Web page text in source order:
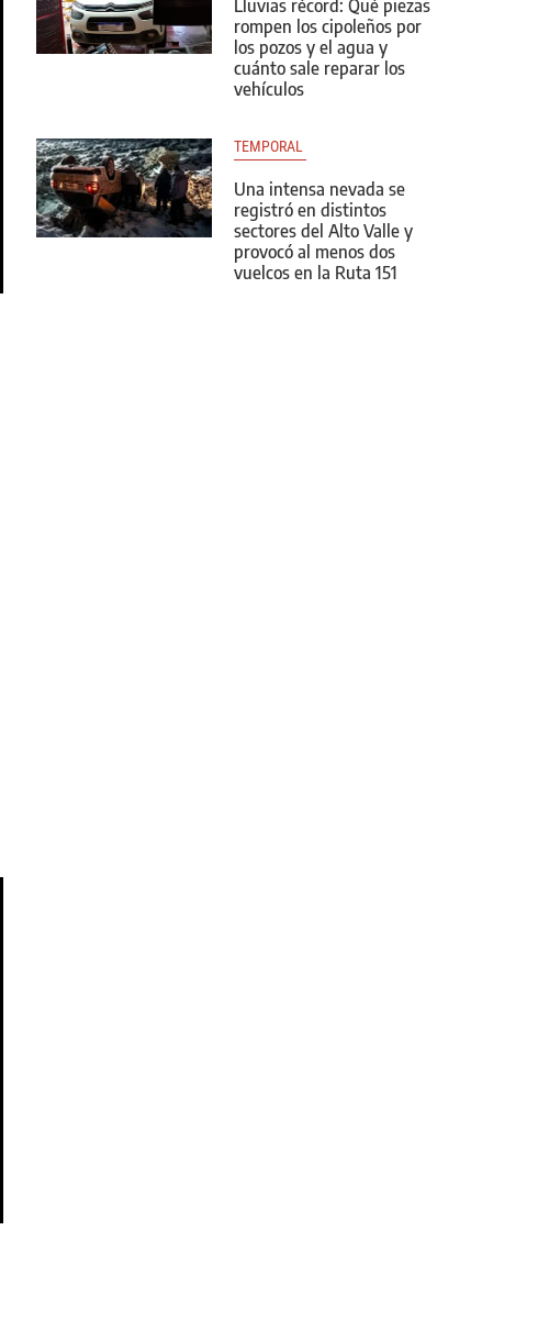
Lluvias récord: Qué piezas
rompen los cipoleños por
los pozos y el agua y
cuánto sale reparar los
vehículos
TEMPORAL
Una intensa nevada se
registró en distintos
sectores del Alto Valle y
provocó al menos dos
vuelcos en la Ruta 151